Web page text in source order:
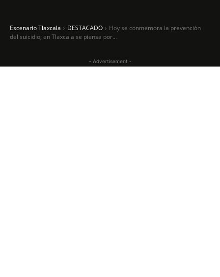
Escenario Tlaxcala DESTACADO
Hoy se conmemora la prevención
del suicidio; en Tlaxcala se piensa por...
- Advertisement -